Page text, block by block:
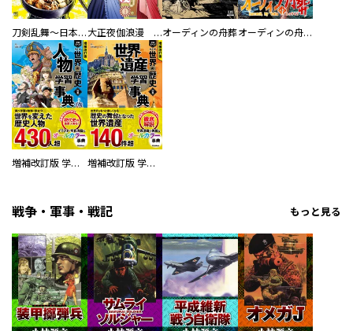
刀剣乱舞～日本号つれづれ酒～ 大正夜伽浪漫 －金曜日の花嫁—オーディンの舟葬 オーディンの舟葬 分冊版
増補改訂版 学研まんが NEW世界の歴史 別巻 人物学習事典 増補改訂版 学研まんが NEW世界の歴史 別巻 世界遺産学習事典
戦争・軍事・戦記 もっと見る